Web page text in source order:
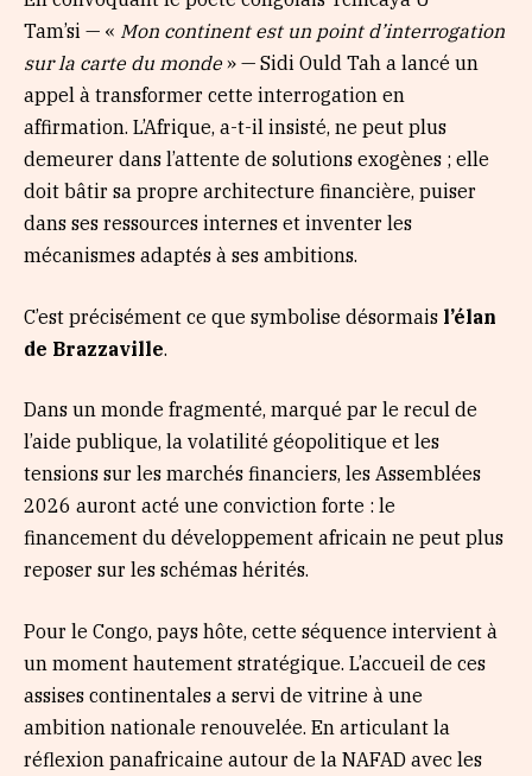
Tam’si — « Mon continent est un point d’interrogation
sur la carte du monde » — Sidi Ould Tah a lancé un
appel à transformer cette interrogation en
affirmation. L’Afrique, a-t-il insisté, ne peut plus
demeurer dans l’attente de solutions exogènes ; elle
doit bâtir sa propre architecture financière, puiser
dans ses ressources internes et inventer les
mécanismes adaptés à ses ambitions.
C’est précisément ce que symbolise désormais l’élan
de Brazzaville.
Dans un monde fragmenté, marqué par le recul de
l’aide publique, la volatilité géopolitique et les
tensions sur les marchés financiers, les Assemblées
2026 auront acté une conviction forte : le
financement du développement africain ne peut plus
reposer sur les schémas hérités.
Pour le Congo, pays hôte, cette séquence intervient à
un moment hautement stratégique. L’accueil de ces
assises continentales a servi de vitrine à une
ambition nationale renouvelée. En articulant la
réflexion panafricaine autour de la NAFAD avec les